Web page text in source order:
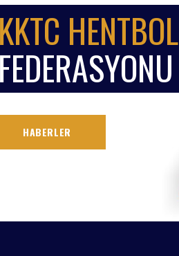
KKTC HENTBOL
FEDERASYONU
HABERLER